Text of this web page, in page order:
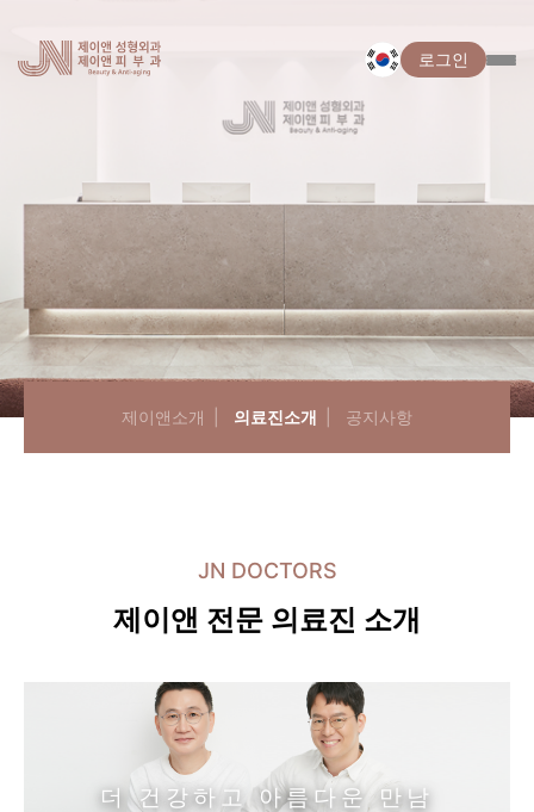
로그인
제이앤소개 의료진소개 공지사항
JN DOCTORS
제이앤 전문 의료진 소개
더 건강하고 아름다운 만남